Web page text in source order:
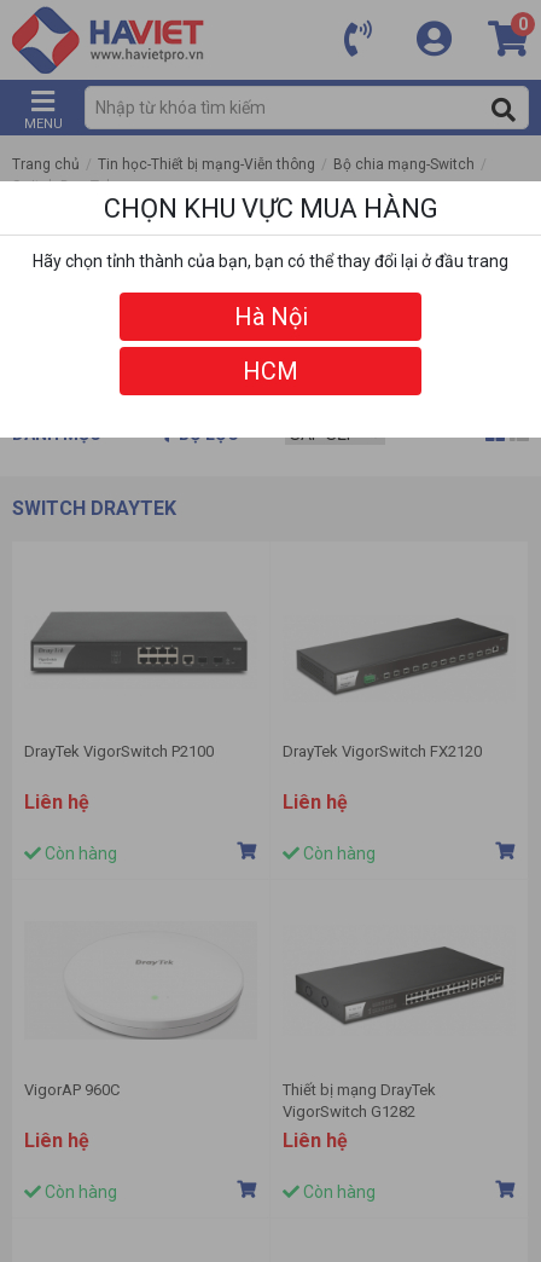
0
MENU
Trang chủ / Tin học-Thiết bị mạng-Viễn thông / Bộ chia mạng-Switch /
Switch DrayTek
DANH MỤC BỘ LỌC
SWITCH DRAYTEK
DrayTek VigorSwitch P2100
Liên hệ
Còn hàng
DrayTek VigorSwitch FX2120
Liên hệ
Còn hàng
VigorAP 960C
Liên hệ
Còn hàng
Thiết bị mạng DrayTek
VigorSwitch G1282
Liên hệ
Còn hàng
CHỌN KHU VỰC MUA HÀNG
Hãy chọn tỉnh thành của bạn, bạn có thể thay đổi lại ở đầu trang
Hà Nội
HCM